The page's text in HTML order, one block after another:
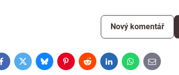
Nový komentář
FacebookTwitterBlueskyPinterestRedditLinkedInWhatsApp
E-
mail